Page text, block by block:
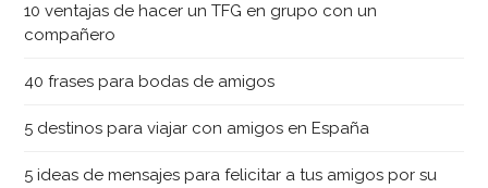
10 ventajas de hacer un TFG en grupo con un
compañero
40 frases para bodas de amigos
5 destinos para viajar con amigos en España
5 ideas de mensajes para felicitar a tus amigos por su